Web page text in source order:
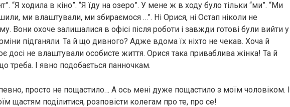
“Я ходила в кіно”. “Я їду на озеро”. У мене ж в ходу було тільки “ми”. “Ми
ми влаштували, ми збираємося …”. Ні Орися, ні Остап ніколи не
Вони охоче залишалися в офісі після роботи і завжди готові були вийти у
підганяли. Та й що дивного? Адже вдома їх ніхто не чекав. Хоча й
досі не влаштували особисте життя. Орися така приваблива жінка! Та й
треба. І явно подобається панночкам.
просто не пощастило… А ось мені дуже пощастило з моїм чоловіком. І
щастям поділитися, розповісти колегам про те, про се!